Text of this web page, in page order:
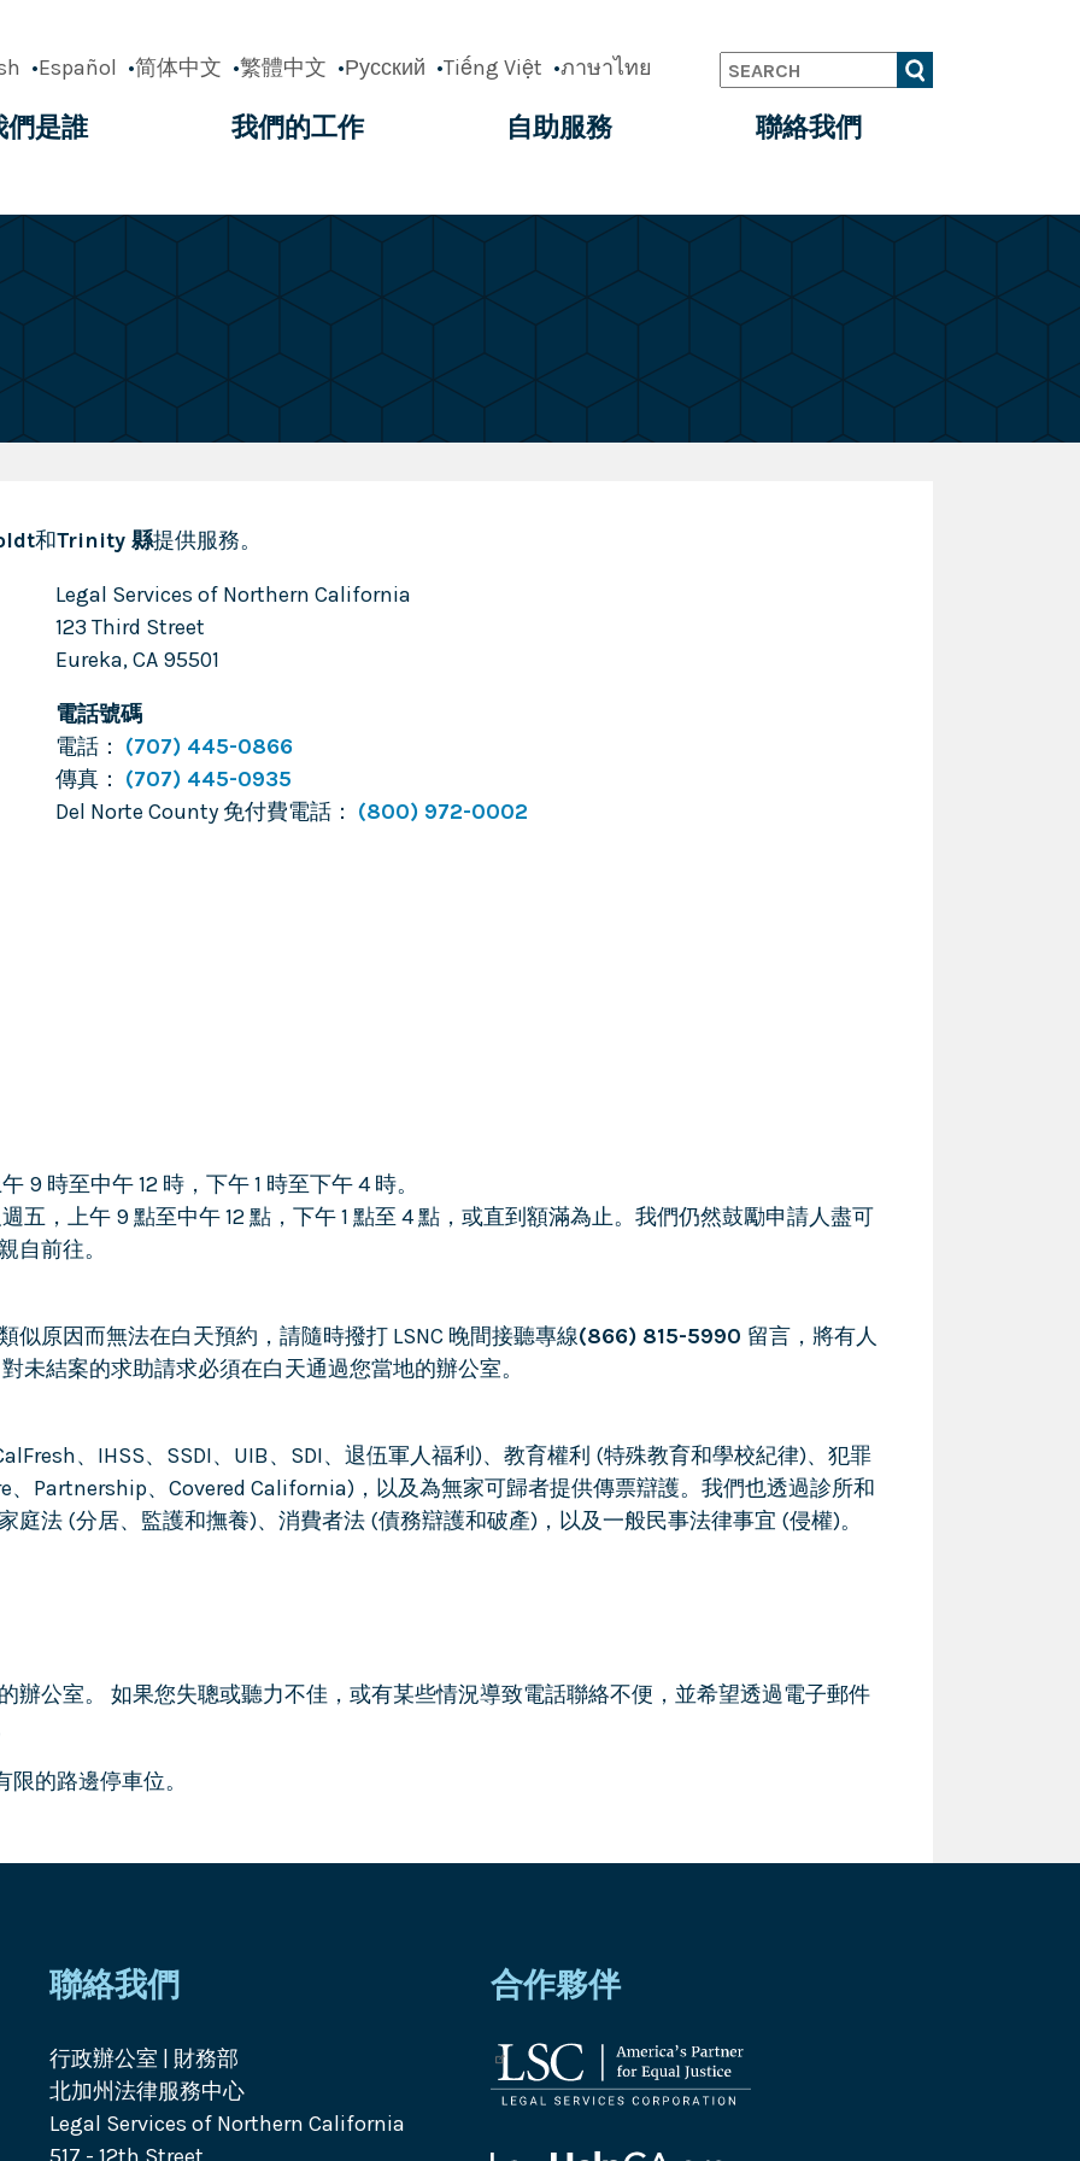
Español 简体中文 繁體中文 Русский Tiếng Việt ภาษาไทย Search
們是誰 我們的工作 自助服務 聯絡我們
和Trinity 縣提供服務。
Legal Services of Northern California
123 Third Street
Eureka,CA 95501
電話號碼
電話： (707) 445-0866
傳真： (707) 445-0935
Del Norte County 免付費電話： (800) 972-0002
9 時至中午 12 時，下午 1 時至下午 4 時。
五，上午 9 點至中午 12 點，下午 1 點至 4 點，或直到額滿為止。我們仍然鼓勵申請人盡可
自前往。
似原因而無法在白天預約，請隨時撥打 LSNC 晚間接聽專線(866) 815-5990 留言，將有人
未結案的求助請求必須在白天通過您當地的辦公室。
、IHSS、SSDI、UIB、SDI、退伍軍人福利)、教育權利 (特殊教育和學校紀律)、犯罪
Partnership、Covered California)，以及為無家可歸者提供傳票辯護。我們也透過診所和
庭法 (分居、監護和撫養)、消費者法 (債務辯護和破產)，以及一般民事法律事宜 (侵權)。
辦公室。 如果您失聰或聽力不佳，或有某些情況導致電話聯絡不便，並希望透過電子郵件
限的路邊停車位。
聯絡我們
行政辦公室 | 財務部
北加州法律服務中心
Legal Services of Northern California
合作夥伴
法
律